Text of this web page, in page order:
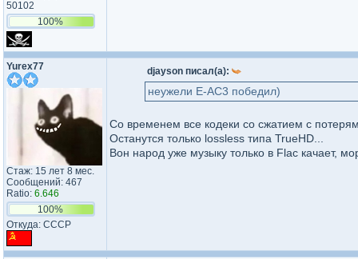
50102
100%
Yurex77
Стаж: 15 лет 8 мес.
Сообщений: 467
Ratio: 6.646
100%
Откуда: СССР
djayson писал(а):
неужели E-AC3 победил)
Со временем все кодеки со сжатием с
Останутся только lossless типа TrueHD...
Вон народ уже музыку только в Flac качает,